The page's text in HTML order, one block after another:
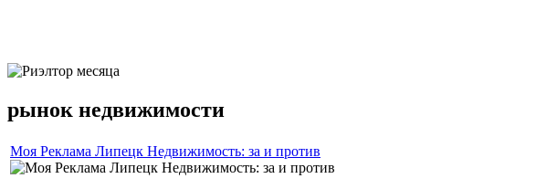
рынок недвижимости
Моя Реклама Липецк Недвижимость: за и против